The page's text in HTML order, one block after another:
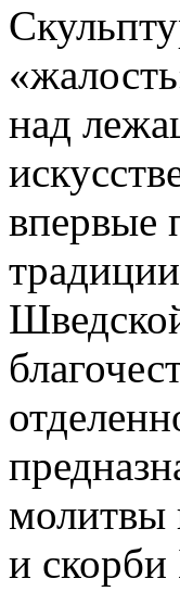
над
впервые
молитвы
и скорби